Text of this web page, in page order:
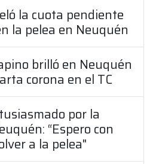
la cuota pendiente
la pelea en Neuquén
brilló en Neuquén
corona en el TC
por la
“Espero con
a la pelea"